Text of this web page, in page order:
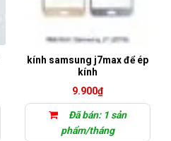
kính samsung j7max để ép
kính
9.900₫
Đã bán: 1 sản
phẩm/tháng